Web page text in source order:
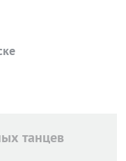
танцев